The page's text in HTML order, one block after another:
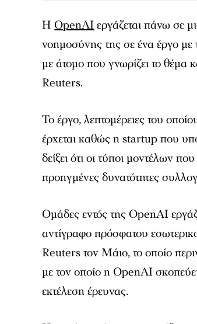
Η OpenAIεργάζεται πάνω σε
νοημοσύνης της σε ένα έργο
με άτομο που γνωρίζει το θέμα
Reuters.
Το έργο, λεπτομέρειες του
έρχεται καθώς η startup που
δείξει ότι οι τύποι μοντέλων
προηγμένες δυνατότητες
Ομάδες εντός της OpenAI
αντίγραφο πρόσφατου
Reuters τον Μάιο, το οποίο
με τον οποίο η OpenAI
εκτέλεση έρευνας.